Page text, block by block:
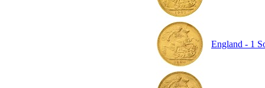
England - 1